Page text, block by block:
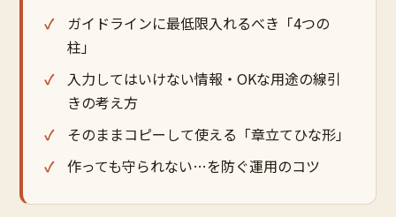
ガイドラインに最低限入れるべき「4つの
柱」
入力してはいけない情報・OKな用途の線引
きの考え方
そのままコピーして使える「章立てひな形」
作っても守られない…を防ぐ運用のコツ